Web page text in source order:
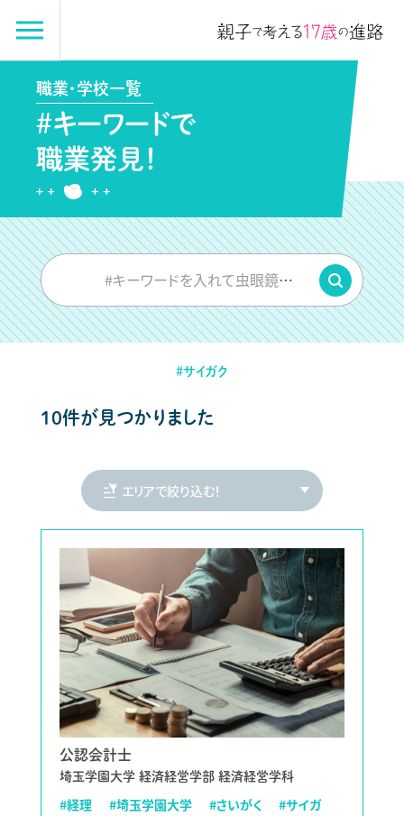
職業・学校一覧
#キーワードで
職業発見！
#キーワードを入れて虫眼鏡をPUSH
#サイガク
10件が見つかりました
公認会計士
埼玉学園大学 経済経営学部 経済経営学科
#経理 #埼玉学園大学 #さいがく
#サイガ